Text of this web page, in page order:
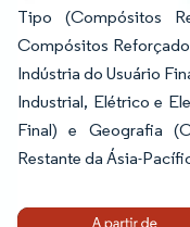
Tipo (Compósitos
Compósitos
Indústria do Usuário
Industrial, Elétrico e
Final) e Geografia
Restante da Ásia-